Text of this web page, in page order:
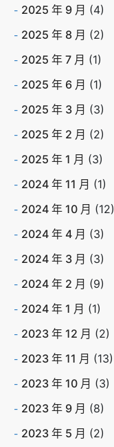
2025 年 9 月 (4)
2025 年 8 月 (2)
2025 年 7 月 (1)
2025 年 6 月 (1)
2025 年 3 月 (3)
2025 年 2 月 (2)
2025 年 1 月 (3)
2024 年 11 月 (1)
2024 年 10 月 (12)
2024 年 4 月 (3)
2024 年 3 月 (3)
2024 年 2 月 (9)
2024 年 1 月 (1)
2023 年 12 月 (2)
2023 年 11 月 (13)
2023 年 10 月 (3)
2023 年 9 月 (8)
2023 年 5 月 (2)